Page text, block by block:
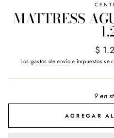
MATTRESS
Precio
$
Los gastos de envíoe impuestos se
9 en
AGREGAR